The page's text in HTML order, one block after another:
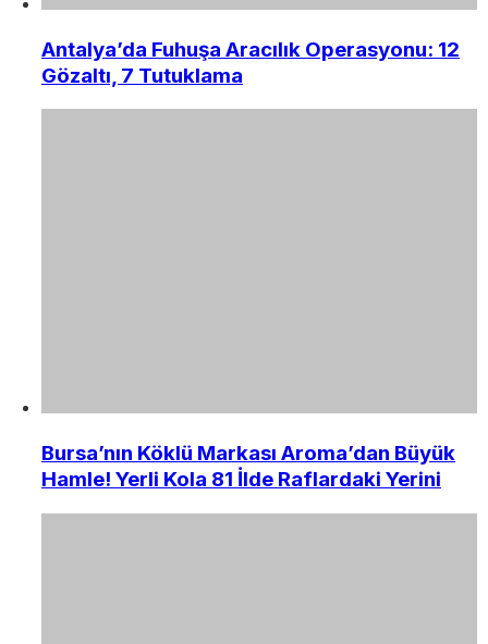
Antalya’da Fuhuşa Aracılık Operasyonu: 12
Gözaltı, 7 Tutuklama
Bursa’nın Köklü Markası Aroma’dan Büyük
Hamle! Yerli Kola 81 İlde Raflardaki Yerini